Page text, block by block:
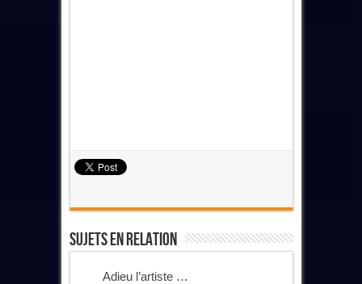
Sujets En Relation
Adieu l’artiste …